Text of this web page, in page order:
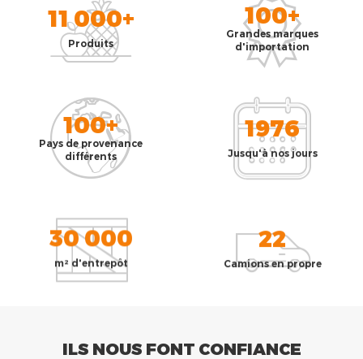
11 000+
Produits
100+
Grandes marques
d'importation
100+
Pays de provenance
différents
1976
Jusqu'à nos jours
30 000
m² d'entrepôt
22
Camions en propre
ILS NOUS FONT CONFIANCE